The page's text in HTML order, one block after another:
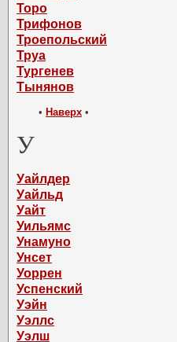
Торо
Трифонов
Троепольский
Труа
Тургенев
Тынянов
• Наверх •
У
Уайлдер
Уайльд
Уайт
Уильямс
Унамуно
Унсет
Уоррен
Успенский
Уэйн
Уэллс
Уэлш